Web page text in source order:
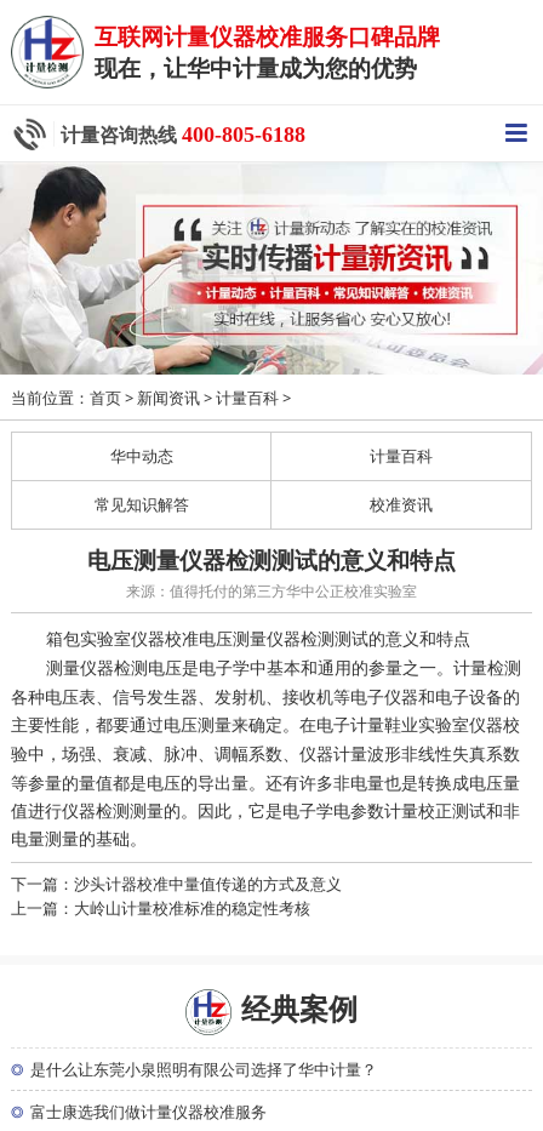
互联网计量仪器校准服务口碑品牌
现在，让华中计量成为您的优势
计量咨询热线 400-805-6188
当前位置： 首页> 新闻资讯> 计量百科>
华中动态 计量百科
常见知识解答 校准资讯
电压测量仪器检测测试的意义和特点
来源：值得托付的第三方华中公正校准实验室
箱包实验室仪器校准电压测量仪器检测测试的意义和特点
测量仪器检测电压是电子学中基本和通用的参量之一。 计量检测
各种电压表、信号发生器、发射机、接收机等电子仪器和电子设备的
主要性能，都要通过电压测量来确定。在电子计量鞋业实验室仪器校
验中，场强、衰减、脉冲、调幅系数、 仪器计量波形非线性失真系数
等参量的量值都是电压的导出量。还有许多非电量也是转换成电压量
值进行仪器检测测量的。因此，它是电子学电参数计量校正测试和非
电量测量的基础。
下一篇：沙头计器校准中量值传递的方式及意义
上一篇：大岭山计量校准标准的稳定性考核
经典案例
◎ 是什么让东莞小泉照明有限公司选择了华中计量？
◎ 富士康选我们做计量仪器校准服务